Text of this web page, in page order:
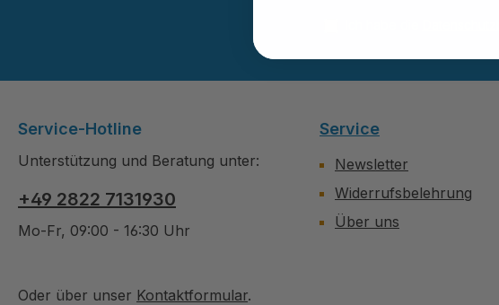
Service-Hotline
Unterstützung und Beratung unter:
+49 2822 7131930
Mo-Fr, 09:00 - 16:30 Uhr
Oder über unser Kontaktformular.
Service
Newsletter
Widerrufsbelehrung
Über uns